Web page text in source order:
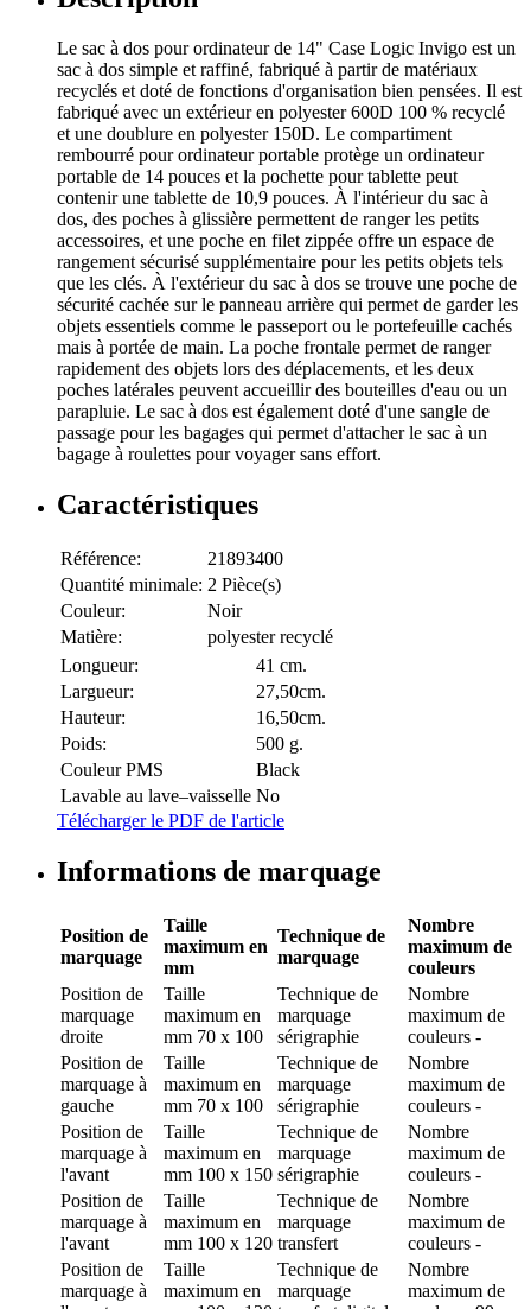
Le sac à dos pour ordinateur de 14" Case Logic Invigo est un
sac à dos simple et raffiné, fabriqué à partir de matériaux
recyclés et doté de fonctions d'organisation bien pensées. Il est
fabriqué avec un extérieur en polyester 600D 100 % recyclé
et une doublure en polyester 150D. Le compartiment
rembourré pour ordinateur portable protège un ordinateur
portable de 14 pouces et la pochette pour tablette peut
contenir une tablette de 10,9 pouces. À l'intérieur du sac à
dos, des poches à glissière permettent de ranger les petits
accessoires, et une poche en filet zippée offre un espace de
rangement sécurisé supplémentaire pour les petits objets tels
que les clés. À l'extérieur du sac à dos se trouve une poche de
sécurité cachée sur le panneau arrière qui permet de garder les
objets essentiels comme le passeport ou le portefeuille cachés
mais à portée de main. La poche frontale permet de ranger
rapidement des objets lors des déplacements, et les deux
poches latérales peuvent accueillir des bouteilles d'eau ou un
parapluie. Le sac à dos est également doté d'une sangle de
passage pour les bagages qui permet d'attacher le sac à un
bagage à roulettes pour voyager sans effort.
Caractéristiques
Référence:
21893400
Quantité minimale: 2 Pièce(s)
Couleur:
Noir
Matière:
polyester recyclé
Longueur:
41 cm.
Largueur:
27,50cm.
Hauteur:
16,50cm.
Poids:
500 g.
Couleur PMS
Black
Lavable au lave–vaisselle No
Télécharger le PDF de l'article
Informations de marquage
Position de
marquage
Taille
maximum en
mm
Technique de
marquage
Nombre
maximum de
couleurs
Position de
marquage
droite
Taille
maximum en
mm 70 x 100
Technique de
marquage
sérigraphie
Nombre
maximum de
couleurs -
Position de
marquage à
gauche
Taille
maximum en
mm 70 x 100
Technique de
marquage
sérigraphie
Nombre
maximum de
couleurs -
Position de
marquage à
l'avant
Taille
maximum en
mm 100 x 150
Technique de
marquage
sérigraphie
Nombre
maximum de
couleurs -
Position de
marquage à
l'avant
Taille
maximum en
mm 100 x 120
Technique de
marquage
transfert
Nombre
maximum de
couleurs -
Position de
marquage à
Taille
maximum en
Technique de
marquage
Nombre
maximum de